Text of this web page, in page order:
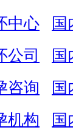
中心
国
公司
国
咨询
国
机构
国